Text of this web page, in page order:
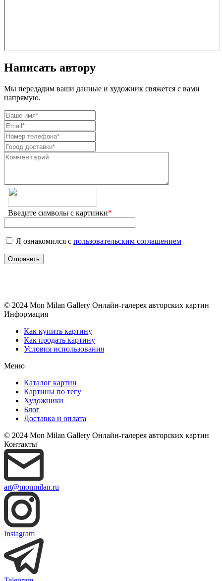
Написать автору
Мы передадим ваши данные и художник свяжется с вами
напрямую.
Введите символы с картинки*
Я ознакомился с пользовательским соглашением
© 2024 Mon Milan Gallery Онлайн-галерея авторских картин
Информация
Как купить картину
Как продать картину
Условия использования
Меню
Каталог картин
Картины по тегу
Художники
Блог
Доставка и оплата
© 2024 Mon Milan Gallery Онлайн-галерея авторских картин
Контакты
art@monmilan.ru
Instagram